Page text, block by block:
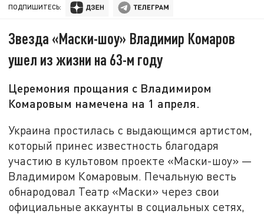
ПОДПИШИТЕСЬ:
Звезда «Маски-шоу» Владимир Комаров
ушел из жизни на 63-м году
Церемония прощания с Владимиром
Комаровым намечена на 1 апреля.
Украина простилась с выдающимся артистом,
который принес известность благодаря
участию в культовом проекте «Маски-шоу» —
Владимиром Комаровым. Печальную весть
обнародовал Театр «Маски» через свои
официальные аккаунты в социальных сетях,